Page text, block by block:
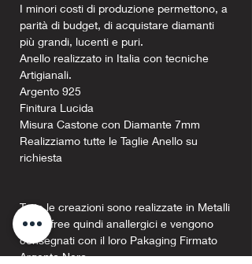
I minori costi di produzione permettono, a
parità di budget, di acquistare diamanti
più grandi, lucenti e puri.
Anello realizzato in Italia con tecniche
Artigianali.
Argento 925
Finitura Lucida
Misura Castone con Diamante 7mm
Realizziamo tutte le Taglie Anello su
richiesta
Tutte le creazioni sono realizzate in Metalli
Nickelfree quindi anallergici e vengono
consegnati con il loro Pakaging Firmato
Argento Nero.